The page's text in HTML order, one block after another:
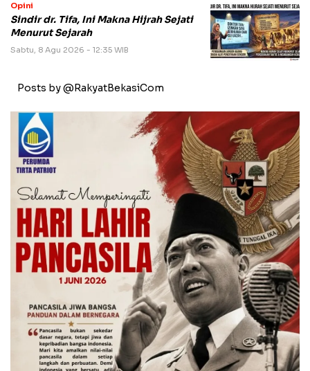
Opini
Sindir dr. Tifa, Ini Makna Hijrah Sejati
Menurut Sejarah
Sabtu, 8 Agu 2026 - 12:35 WIB
Posts by @RakyatBekasiCom